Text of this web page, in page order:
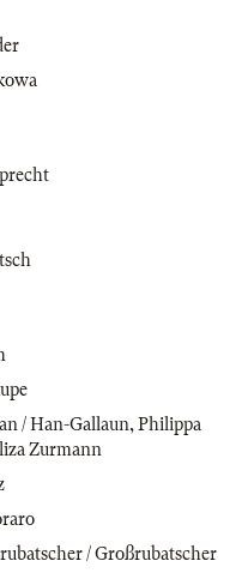
/ Han-Gallaun,Philippa
Zurmann
/ Großrubatscher